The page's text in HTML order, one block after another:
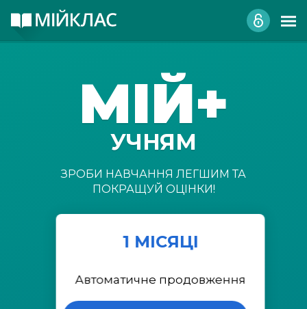
МІЙ+
УЧНЯМ
ЗРОБИ НАВЧАННЯ ЛЕГШИМ ТА
ПОКРАЩУЙ ОЦІНКИ!
1 МІСЯЦІ
Автоматичне продовження